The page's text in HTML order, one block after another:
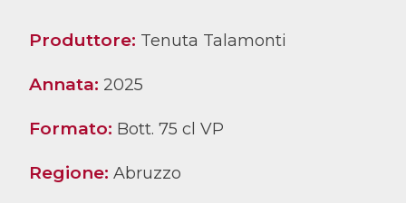
Produttore: Tenuta Talamonti
Annata: 2025
Formato: Bott. 75 cl VP
Regione: Abruzzo